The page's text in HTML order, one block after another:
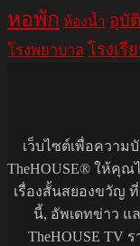
หอพัก ห้องน้ำ อุบั
โรงพยาบาล โรงเรี
เว็บไซต์เพื่อความ
TheHOUSE® ให้คุณ
เรื่องสั้นสยองขวัญ
นี้, อัพเดทข่าว แ
TheHOUSE TV